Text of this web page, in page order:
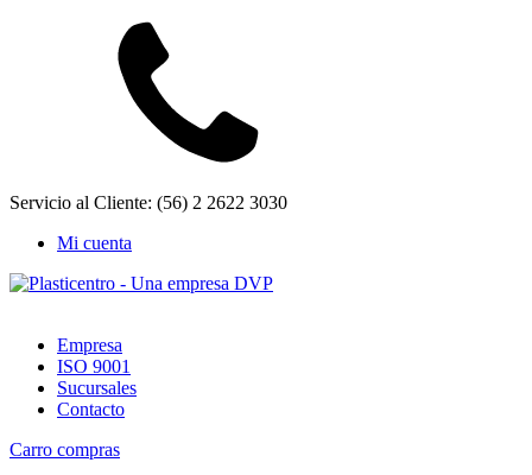
Servicio al Cliente: (56) 2 2622 3030
Mi cuenta
Empresa
ISO 9001
Sucursales
Contacto
Carro compras